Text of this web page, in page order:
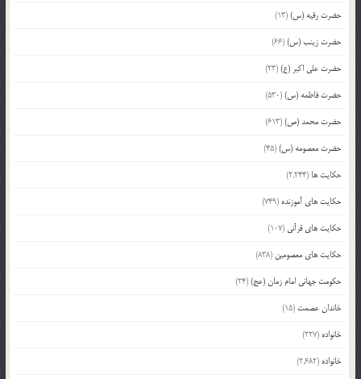
حضرت رقیه (س)(13)
حضرت زینب (س)(66)
حضرت علی اکبر (ع)(23)
حضرت فاطمه (س)(530)
حضرت محمد (ص)(613)
حضرت معصومه (س)(45)
حکایت ها (2,244)
حکایت های آموزنده (749)
حکایت های قرآنی (107)
حکایت های معصومین (838)
حکومت جهانی امام زمان (عج)(24)
خاندان عصمت (15)
خانواده (227)
خانواده (2,682)